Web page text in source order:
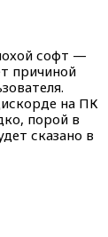
софт —
причиной
на ПК
порой в
сказано в